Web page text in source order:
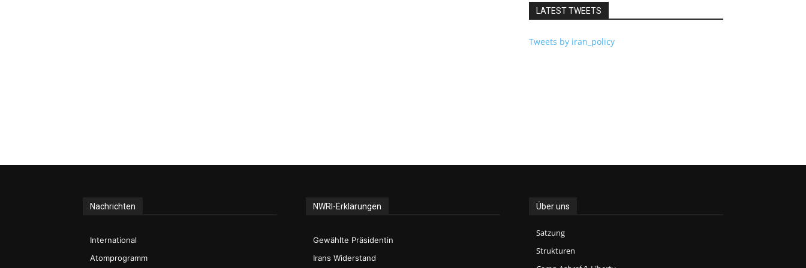
LATEST TWEETS
Tweets by iran_policy
Nachrichten
International
Atomprogramm
NWRI-Erklärungen
Gewählte Präsidentin
Irans Widerstand
Über uns
Satzung
Strukturen